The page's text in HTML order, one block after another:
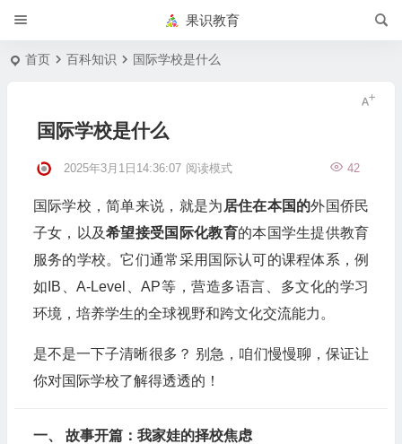
果识教育
首页 百科知识 国际学校是什么
国际学校是什么
2025年3月1日14:36:07 42
阅读模式
国际学校，简单来说，就是为 居住在本国的外国侨民
子女，以及希望接受国际化教育的本国学生提供教育
服务的学校。它们通常采用国际认可的课程体系，例
如IB、A-Level、AP等，营造多语言、多文化的学习
环境，培养学生的全球视野和跨文化交流能力。
是不是一下子清晰很多？ 别急，咱们慢慢聊，保证让
你对国际学校了解得透透的！
一、 故事开篇：我家娃的择校焦虑